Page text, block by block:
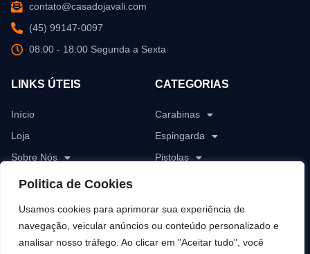
Politica de Cookies
Usamos cookies para aprimorar sua experiência de
navegação, veicular anúncios ou conteúdo personalizado e
analisar nosso tráfego. Ao clicar em "Aceitar tudo", você
contato@casadojavali.com
(45) 99147-0097
08:00 - 18:00 Segunda a Sexta
LINKS ÚTEIS
Início
Loja
Sobre Nós
Blog
CATEGORIAS
Carabinas
Espingarda
Pistolas
Munições
Pólvoras